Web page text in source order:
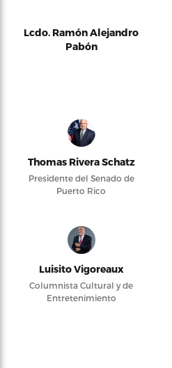
Lcdo. Ramón Alejandro
Pabón
Thomas Rivera Schatz
Presidente del Senado de
Puerto Rico
Luisito Vigoreaux
Columnista Cultural y de
Entretenimiento